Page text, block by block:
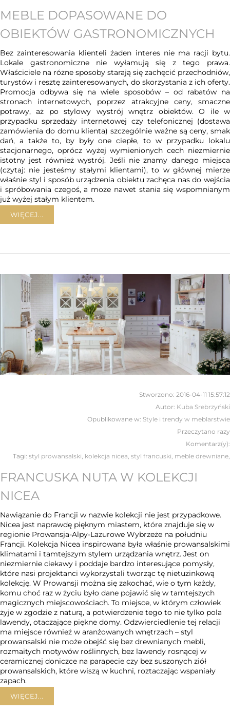
MEBLE DOPASOWANE DO
OBIEKTÓW GASTRONOMICZNYCH
Bez zainteresowania klienteli żaden interes nie ma racji bytu.
Lokale gastronomiczne nie wyłamują się z tego prawa.
Właściciele na różne sposoby starają się zachęcić przechodniów,
turystów i resztę zainteresowanych, do skorzystania z ich oferty.
Promocja odbywa się na wiele sposobów – od rabatów na
stronach internetowych, poprzez atrakcyjne ceny, smaczne
potrawy, aż po stylowy wystrój wnętrz obiektów. O ile w
przypadku sprzedaży internetowej czy telefonicznej (dostawa
zamówienia do domu klienta) szczególnie ważne są ceny, smak
dań, a także to, by były one ciepłe, to w przypadku lokalu
stacjonarnego, oprócz wyżej wymienionych cech niezmiernie
istotny jest również wystrój. Jeśli nie znamy danego miejsca
(czytaj: nie jesteśmy stałymi klientami), to w głównej mierze
właśnie styl i sposób urządzenia obiektu zachęca nas do wejścia
i spróbowania czegoś, a może nawet stania się wspomnianym
już wyżej stałym klientem.
WIĘCEJ...
Stworzono: 2016-04-11 15:57:12
Autor: Kuba Srebrzyński
Opublikowane w: Style i trendy w meblarstwie
Przeczytano razy
Komentarz(y):
Tagi: styl prowansalski kolekcja nicea styl francuski meble drewniane
FRANCUSKA NUTA W KOLEKCJI
NICEA
Nawiązanie do Francji w nazwie kolekcji nie jest przypadkowe.
Nicea jest naprawdę pięknym miastem, które znajduje się w
regionie Prowansja-Alpy-Lazurowe Wybrzeże na południu
Francji. Kolekcja Nicea inspirowana była właśnie prowansalskimi
klimatami i tamtejszym stylem urządzania wnętrz. Jest on
niezmiernie ciekawy i poddaje bardzo interesujące pomysły,
które nasi projektanci wykorzystali tworząc tę nietuzinkową
kolekcję. W Prowansji można się zakochać, wie o tym każdy,
komu choć raz w życiu było dane pojawić się w tamtejszych
magicznych miejscowościach. To miejsce, w którym człowiek
żyje w zgodzie z naturą, a potwierdzenie tego to nie tylko pola
lawendy, otaczające piękne domy. Odzwierciedlenie tej relacji
ma miejsce również w aranżowanych wnętrzach – styl
prowansalski nie może obejść się bez drewnianych mebli,
rozmaitych motywów roślinnych, bez lawendy rosnącej w
ceramicznej doniczce na parapecie czy bez suszonych ziół
prowansalskich, które wiszą w kuchni, roztaczając wspaniały
zapach.
WIĘCEJ...